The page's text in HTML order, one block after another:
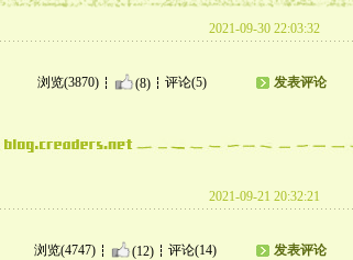
2021-09-30 22:03:32
浏览(3870) (8) 评论(5) 发表评论
2021-09-21 20:32:21
浏览(4747) (12) 评论(14) 发表评论